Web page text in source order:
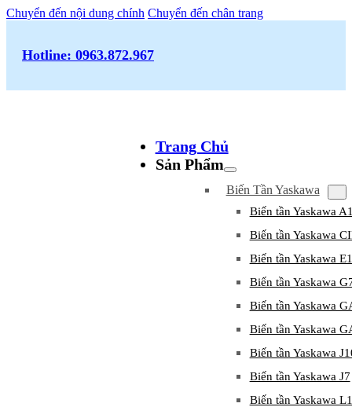
Chuyển đến nội dung chính Chuyển đến chân trang
Hotline: 0963.872.967
Trang Chủ
Sản Phẩm
Biến Tần Yaskawa
Biến tần Yaskawa
Biến tần Yaskawa
Biến tần Yaskawa
Biến tần Yaskawa
Biến tần Yaskawa
Biến tần Yaskawa
Biến tần Yaskawa
Biến tần Yaskawa J7
Biến tần Yaskawa